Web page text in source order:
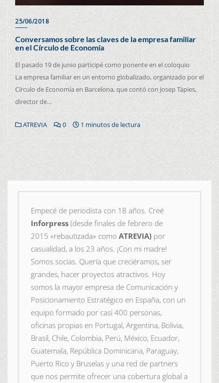
25/06/2018
Conversamos sobre las claves de la empresa familiar
en el Círculo de Economía
El pasado 19 de junio participé como ponente en el coloquio
La empresa familiar en un entorno globalizado, organizado por el
Círculo de Economía en Barcelona, que contó con Josep Tàpies,
director de…
ATREVIA 0 1 minutos de lectura
Empecé de periodista con 18 años. Creé
Inforpress (desde finales de febrero de
2015 «rebautizada» como ATREVIA) por
casualidad, a los 23 años. ¡Con mi madre!
Somos socias. Quería que creciéramos, ser
grandes, hacer proyectos atractivos. Hoy
somos la mayor empresa de Comunicación y
Posicionamiento Estratégico en España, con un
equipo formado por casi 400 personas,
oficinas propias en Portugal, Argentina, Bolivia,
Brasil, Chile, Colombia, Perú, México, Ecuador,
Guatemala, República Dominicana, Paraguay,
Puerto Rico y Bruselas y una red de partners
que nos permite ofrecer una cobertura global a